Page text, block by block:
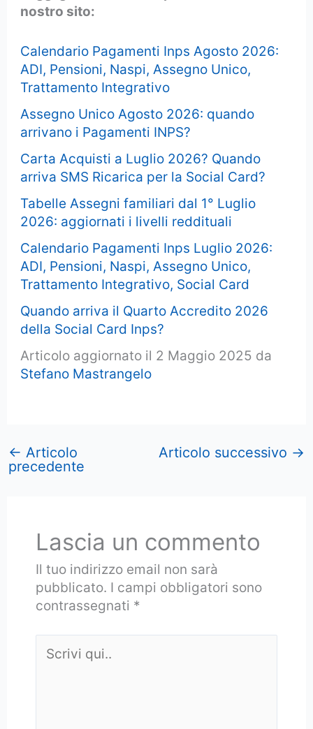
nostro sito:
Calendario Pagamenti Inps Agosto 2026:
ADI, Pensioni, Naspi, Assegno Unico,
Trattamento Integrativo
Assegno Unico Agosto 2026: quando
arrivano i Pagamenti INPS?
Carta Acquisti a Luglio 2026? Quando
arriva SMS Ricarica per la Social Card?
Tabelle Assegni familiari dal 1° Luglio
2026: aggiornati i livelli reddituali
Calendario Pagamenti Inps Luglio 2026:
ADI, Pensioni, Naspi, Assegno Unico,
Trattamento Integrativo, Social Card
Quando arriva il Quarto Accredito 2026
della Social Card Inps?
Articolo aggiornato il 2 Maggio 2025 da
Stefano Mastrangelo
← Articolo
precedente
Articolo successivo →
Lascia un commento
Il tuo indirizzo email non sarà
pubblicato. I campi obbligatori sono
contrassegnati *
qui..